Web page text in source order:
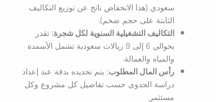
سعودي (هذا الانخفاض ناتج عن توزيع التكاليف
الثابتة على حجم ضخم).
التكاليف التشغيلية السنوية لكل شجرة:تقدر
بحوالي 6 إلى 9 ريالات سعودية تشمل الأسمدة
والمياه والعمالة.
رأس المال المطلوب:يتم تحديده بدقة عند إعداد
دراسة الجدوى حسب تفاصيل كل مشروع وكل
مستثمر.